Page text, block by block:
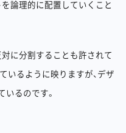
論理的に配置していくこと
に分割することも許されて
いるように映りますが、デザ
るのです。